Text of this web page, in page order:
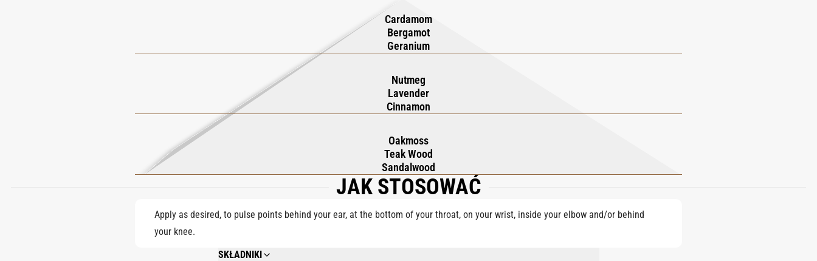
Cardamom
Bergamot
Geranium
Nutmeg
Lavender
Cinnamon
Oakmoss
Teak Wood
Sandalwood
JAK STOSOWAĆ
Apply as desired, to pulse points behind your ear, at the bottom of your throat, on your wrist, inside your elbow and/or behind
your knee.
SKŁADNIKI